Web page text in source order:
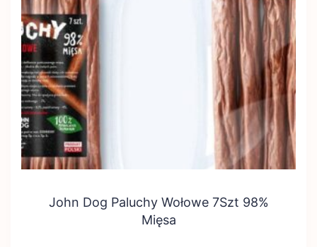
John Dog Paluchy Wołowe 7Szt 98%
Mięsa